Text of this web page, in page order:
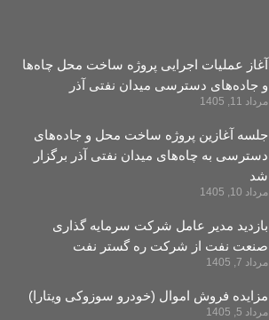
آغاز عملیات اجرایی پروژه ساخت محل چاه‌ها
و جاده‌های دسترسی میدان نفتی آذر
مرداد 11, 1405
جلسه آغازین پروژه ساخت محل و جاده‌های
دسترسی به چاه‌های میدان نفتی آذر برگزار
شد
مرداد 10, 1405
بازدید مدیر عامل شرکت سرمایه‌ گذاری
صنعت نفت از شرکت ره‌ گستر نفت
مرداد 7, 1405
مزایده فروش اموال (خودرو سوزوکی ویتارا)
مرداد 5, 1405